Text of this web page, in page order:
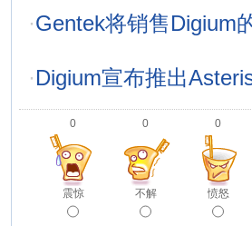
·Gentek将销售Digium
·Digium宣布推出
0
震惊
0
不解
0
愤怒